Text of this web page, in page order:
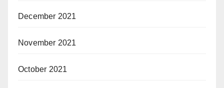
December 2021
November 2021
October 2021